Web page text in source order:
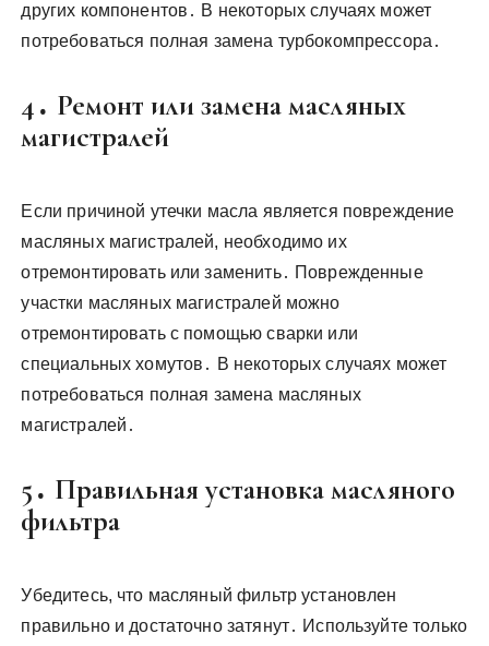
других компонентов․ В некоторых случаях может
потребоваться полная замена турбокомпрессора․
4․ Ремонт или замена масляных
магистралей
Если причиной утечки масла является повреждение
масляных магистралей, необходимо их
отремонтировать или заменить․ Поврежденные
участки масляных магистралей можно
отремонтировать с помощью сварки или
специальных хомутов․ В некоторых случаях может
потребоваться полная замена масляных
магистралей․
5․ Правильная установка масляного
фильтра
Убедитесь, что масляный фильтр установлен
правильно и достаточно затянут․ Используйте только